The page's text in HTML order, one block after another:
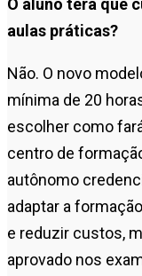
aulas práticas?
Não. O novo
mínima de 20
escolher como
centro de
autônomo
adaptar a
e reduzir custos,
aprovado nos